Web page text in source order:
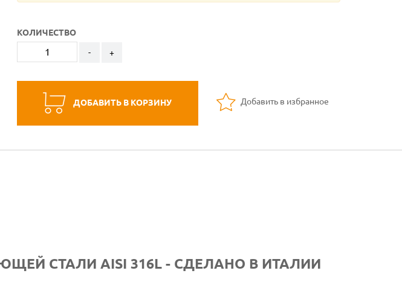
КОЛИЧЕСТВО
- +
ДОБАВИТЬ В КОРЗИНУ Добавить в избранное
СТАЛИ AISI 316L - СДЕЛАНО В ИТАЛИИ